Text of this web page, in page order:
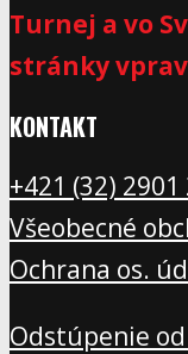
Turnej a vo
stránky
KONTAKT
+421 (32) 2901
Všeobecné
Ochrana os.
Odstúpenie